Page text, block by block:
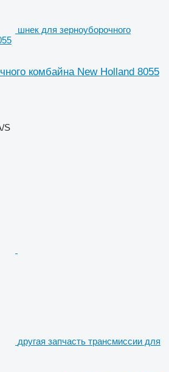
шнек для зерноуборочного
комбайна New Holland 8055
S
другая запчасть трансмиссии для